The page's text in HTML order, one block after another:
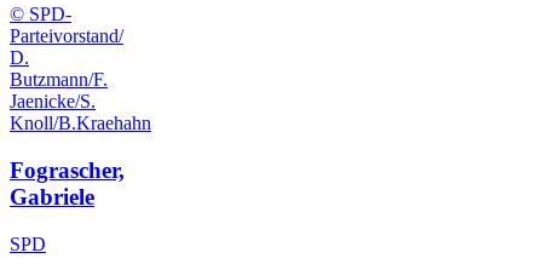
© SPD-
Parteivorstand/
D.
Butzmann/F.
Jaenicke/S.
Knoll/B.Kraehahn
Fograscher,
Gabriele
SPD